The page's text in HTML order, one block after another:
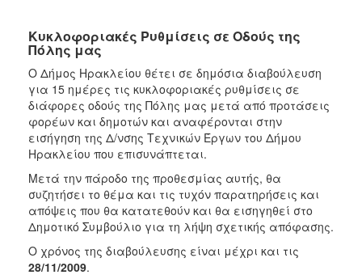
ΕΠΙΣΚΕΠΤΗΣ
ΗΡΑΚΛΕΙΟ
Κυκλοφοριακές Ρυθμίσεις σε Οδούς της
Πόλης μας
Ο Δήμος Ηρακλείου θέτει σε δημόσια διαβούλευση
για 15 ημέρες τις κυκλοφοριακές ρυθμίσεις σε
διάφορες οδούς της Πόλης μας μετά από προτάσεις
φορέων και δημοτών και αναφέρονται στην
εισήγηση της Δ/νσης Τεχνικών Έργων του Δήμου
Ηρακλείου που επισυνάπτεται.
Μετά την πάροδο της προθεσμίας αυτής, θα
συζητήσει το θέμα και τις τυχόν παρατηρήσεις και
απόψεις που θα κατατεθούν και θα εισηγηθεί στο
Δημοτικό Συμβούλιο για τη λήψη σχετικής απόφασης.
Ο χρόνος της διαβούλευσης είναι μέχρι και τις
28/11/2009.